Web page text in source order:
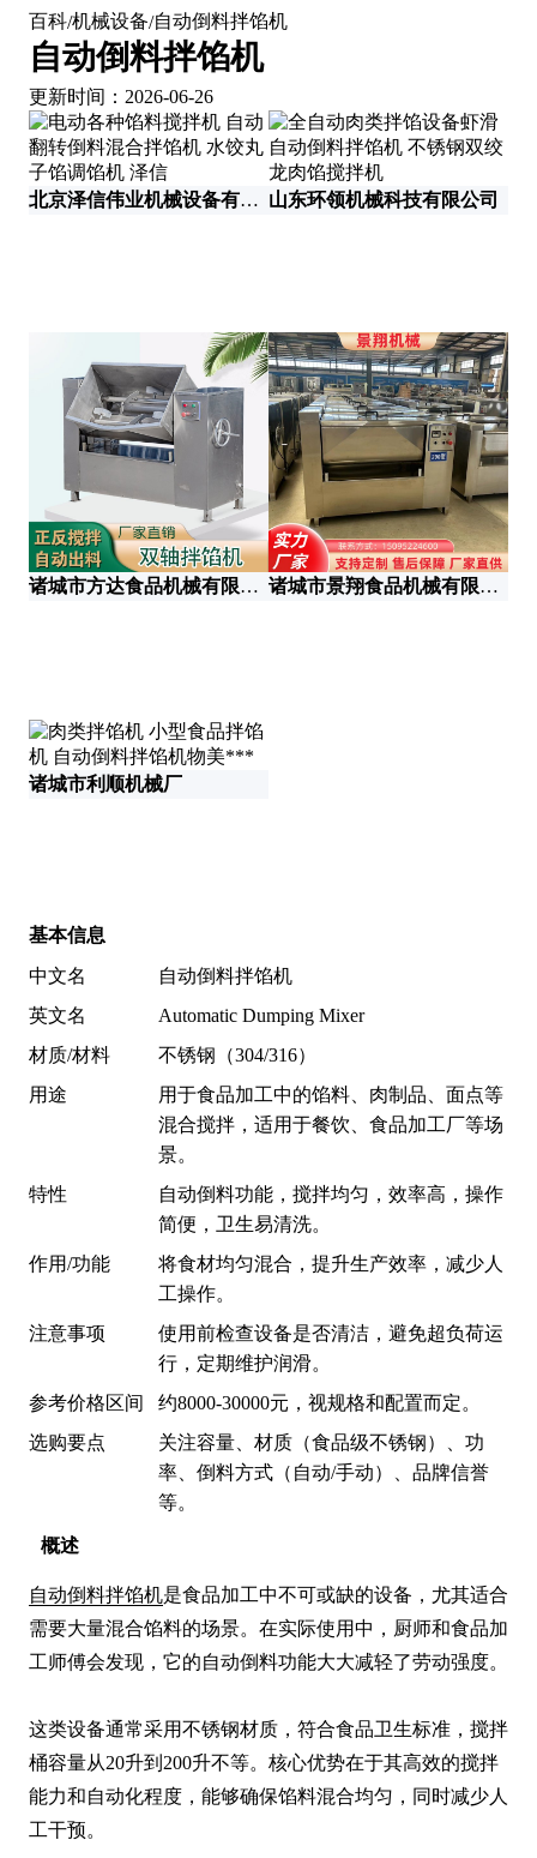
百科/机械设备/自动倒料拌馅机
自动倒料拌馅机
更新时间：2026-06-26
北京泽信伟业机械设备有限公司 山东环领机械科技有限公司
诸城市方达食品机械有限公司 诸城市景翔食品机械有限公司
诸城市利顺机械厂
概述
自动倒料拌馅机是食品加工中不可或缺的设备，尤其适合
需要大量混合馅料的场景。在实际使用中，厨师和食品加
工师傅会发现，它的自动倒料功能大大减轻了劳动强度。
这类设备通常采用不锈钢材质，符合食品卫生标准，搅拌
桶容量从20升到200升不等。核心优势在于其高效的搅拌
能力和自动化程度，能够确保馅料混合均匀，同时减少人
工干预。
基本信息
中文名
自动倒料拌馅机
英文名
Automatic Dumping Mixer
材质/材料
不锈钢（304/316）
用途
用于食品加工中的馅料、肉制品、面点等
混合搅拌，适用于餐饮、食品加工厂等场
景。
特性
自动倒料功能，搅拌均匀，效率高，操作
简便，卫生易清洗。
作用/功能
将食材均匀混合，提升生产效率，减少人
工操作。
注意事项
使用前检查设备是否清洁，避免超负荷运
行，定期维护润滑。
参考价格区间
约8000-30000元，视规格和配置而定。
选购要点
关注容量、材质（食品级不锈钢）、功
率、倒料方式（自动/手动）、品牌信誉
等。